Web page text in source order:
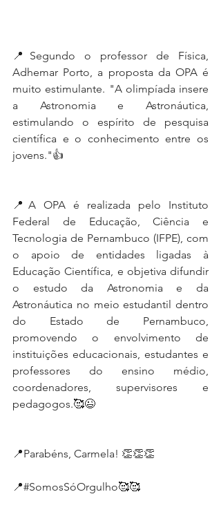
📍Segundo o professor de Física,
Adhemar Porto, a proposta da OPA é
muito estimulante. "A olimpíada insere
a Astronomia e Astronáutica,
estimulando o espírito de pesquisa
científica e o conhecimento entre os
jovens."👍
📍A OPA é realizada pelo Instituto
Federal de Educação, Ciência e
Tecnologia de Pernambuco (IFPE), com
o apoio de entidades ligadas à
Educação Científica, e objetiva difundir
o estudo da Astronomia e da
Astronáutica no meio estudantil dentro
do Estado de Pernambuco,
promovendo o envolvimento de
instituições educacionais, estudantes e
professores do ensino médio,
coordenadores, supervisores e
pedagogos.🥰😉
📍Parabéns, Carmela! 👏👏👏
📍#SomosSóOrgulho🥰🥰